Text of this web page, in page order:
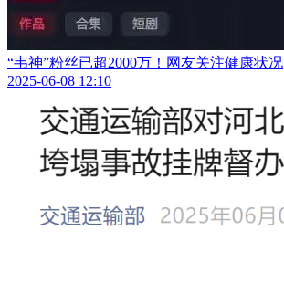
“韦神”粉丝已超2000万！网友关注健康状况
2025-06-08 12:10